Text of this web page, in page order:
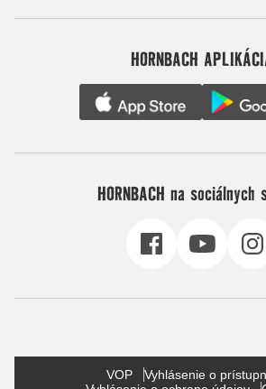
HORNBACH
HORNBACH na sociálnych
VOP
Vyhlásenie o